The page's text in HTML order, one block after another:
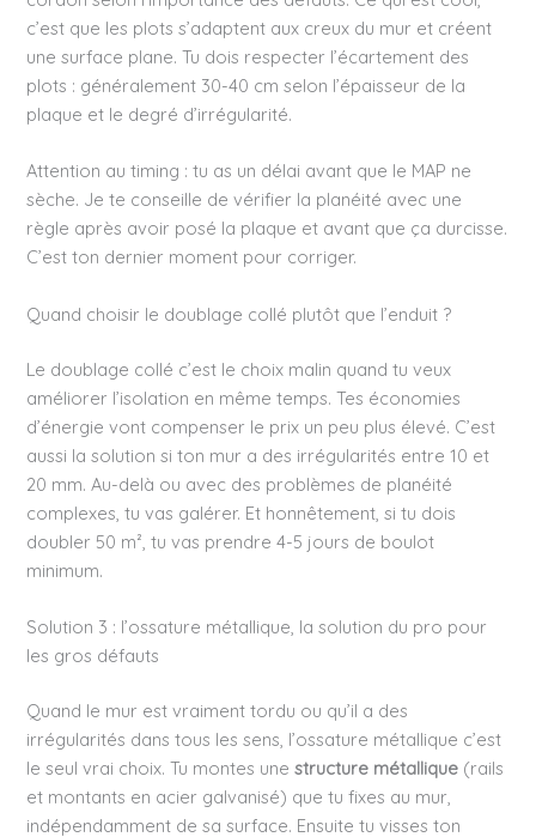
c’est que les plots s’adaptent aux creux du mur et créent
une surface plane. Tu dois respecter l’écartement des
plots : généralement 30-40 cm selon l’épaisseur de la
plaque et le degré d’irrégularité.
Attention au timing : tu as un délai avant que le MAP ne
sèche. Je te conseille de vérifier la planéité avec une
règle après avoir posé la plaque et avant que ça durcisse.
C’est ton dernier moment pour corriger.
Quand choisir le doublage collé plutôt que l’enduit ?
Le doublage collé c’est le choix malin quand tu veux
améliorer l’isolation en même temps. Tes économies
d’énergie vont compenser le prix un peu plus élevé. C’est
aussi la solution si ton mur a des irrégularités entre 10 et
20 mm. Au-delà ou avec des problèmes de planéité
complexes, tu vas galérer. Et honnêtement, si tu dois
doubler 50 m², tu vas prendre 4-5 jours de boulot
minimum.
Solution 3 : l’ossature métallique, la solution du pro pour
les gros défauts
Quand le mur est vraiment tordu ou qu’il a des
irrégularités dans tous les sens, l’ossature métallique c’est
le seul vrai choix. Tu montes unestructure métallique (rails
et montants en acier galvanisé) que tu fixes au mur,
indépendamment de sa surface. Ensuite tu visses ton